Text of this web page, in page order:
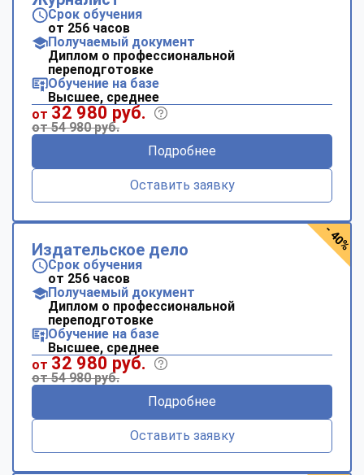
Срок обучения
от 256 часов
Получаемый документ
Диплом о профессиональной
переподготовке
Обучение на базе
Высшее, среднее
от 32 980 руб.
от 54 980 руб.
Подробнее
Оставить заявку
Издательское дело
Срок обучения
от 256 часов
Получаемый документ
Диплом о профессиональной
переподготовке
Обучение на базе
Высшее, среднее
от 32 980 руб.
от 54 980 руб.
Подробнее
Оставить заявку
- 40%